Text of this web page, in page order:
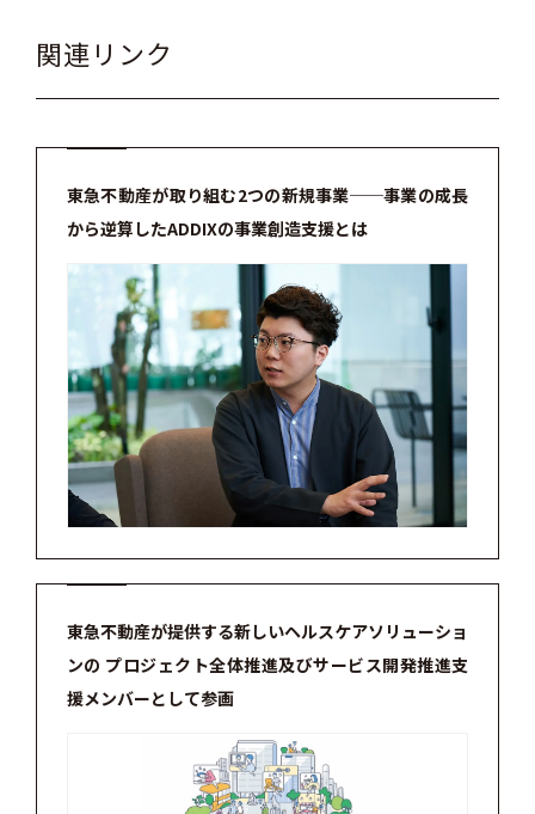
関連リンク
東急不動産が取り組む2つの新規事業──事業の成長
から逆算したADDIXの事業創造支援とは
東急不動産が提供する新しいヘルスケアソリューショ
ンの プロジェクト全体推進及びサービス開発推進支
援メンバーとして参画